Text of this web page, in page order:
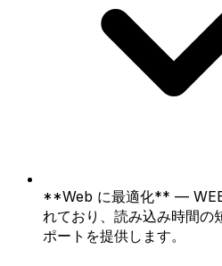
**Web に最適化** —
れており、読み込み時間の
ポートを提供します。